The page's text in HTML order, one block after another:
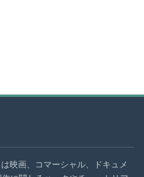
映画、コマーシャル、ドキュメ